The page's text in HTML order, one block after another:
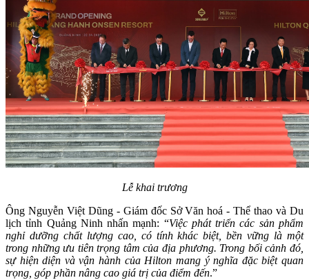
Lễ khai trương
Ông Nguyễn Việt Dũng - Giám đốc Sở Văn hoá - Thể thao và Du
lịch tỉnh Quảng Ninh nhấn mạnh: “Việc phát triển các sản phẩm
nghỉ dưỡng chất lượng cao, có tính khác biệt, bền vững là một
trong những ưu tiên trọng tâm của địa phương. Trong bối cảnh đó,
sự hiện diện và vận hành của Hilton mang ý nghĩa đặc biệt quan
trọng, góp phần nâng cao giá trị của điểm đến.”